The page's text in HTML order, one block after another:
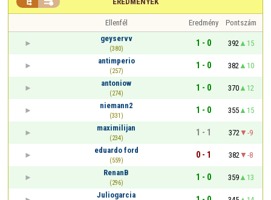
Ellenfél Eredmény
Pontszám
geyservv
(380)
1 - 0 392
15
antimperio
(257)
1 - 0 382
10
antoniow
(274)
1 - 0 370
12
niemann2
(331)
1 - 0 355
15
maximilijan
(234)
1 - 1 372
-9
eduardo ford
(559)
0 - 1 382
-8
RenanB
(296)
1 - 0 359
13
Juliogarcia